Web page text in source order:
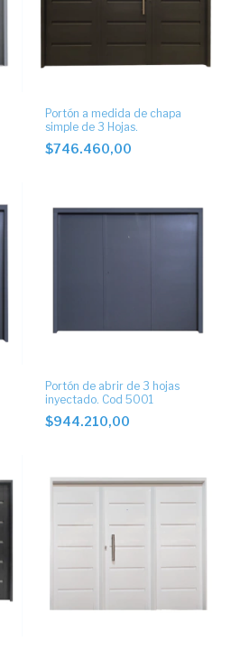
Portón a medida de chapa
simple de 3 Hojas.
$746.460,00
Portón de abrir de 3 hojas
inyectado. Cod 5001
$944.210,00